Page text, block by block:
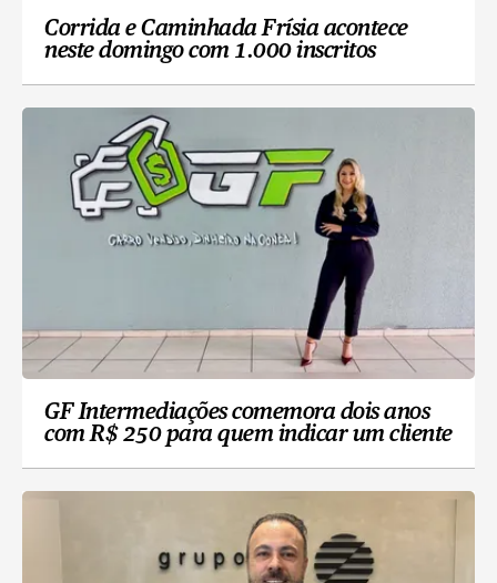
Corrida e Caminhada Frísia acontece
neste domingo com 1.000 inscritos
GF Intermediações comemora dois anos
com R$ 250 para quem indicar um cliente